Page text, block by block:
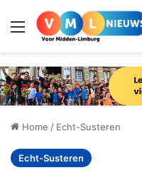
Menu
Home / Echt-Susteren
Echt-Susteren